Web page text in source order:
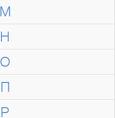
М
Н
О
П
Р